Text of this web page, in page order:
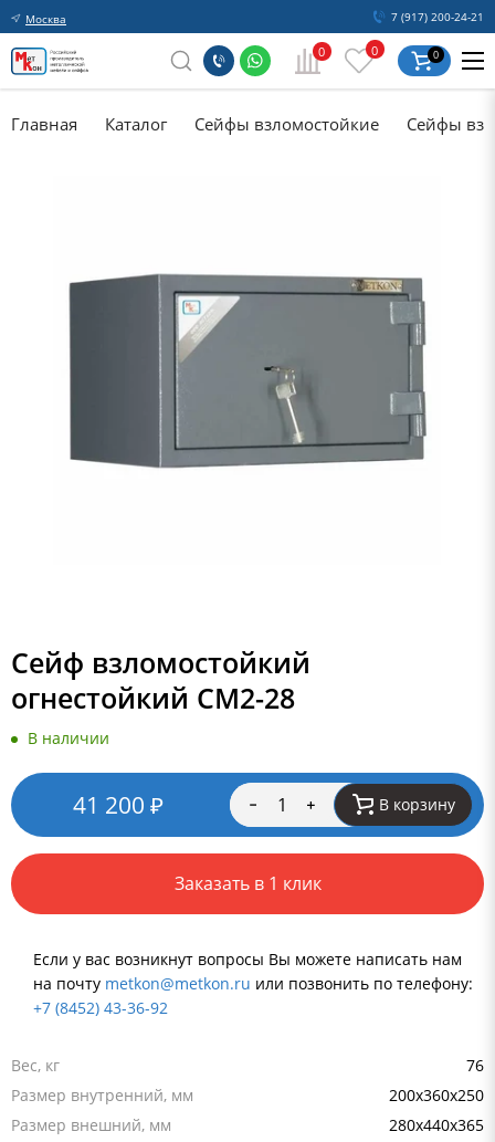
Москва 7 (917) 200-24-21
0 0 0
Главная Каталог Сейфы взломостойкие Сейфы
Сейф взломостойкий
огнестойкий СМ2-28
В наличии
41 200 ₽ В корзину
Заказать в 1 клик
Если у вас возникнут вопросы Вы можете написать нам
на почту metkon@metkon.ru или позвонить по телефону:
+7 (8452) 43-36-92
Вес, кг
76
Размер внутренний, мм
200x360x250
Размер внешний, мм
280x440x365